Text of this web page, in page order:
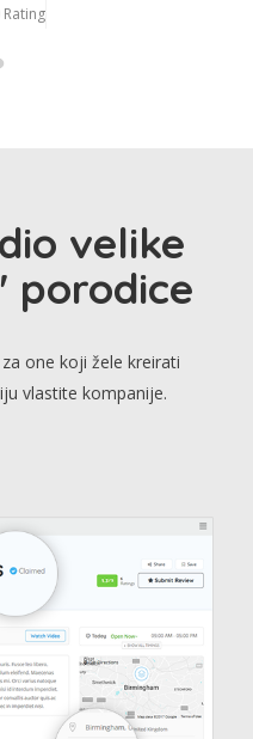
Rating
velike
porodice
one koji žele kreirati
vlastite kompanije.